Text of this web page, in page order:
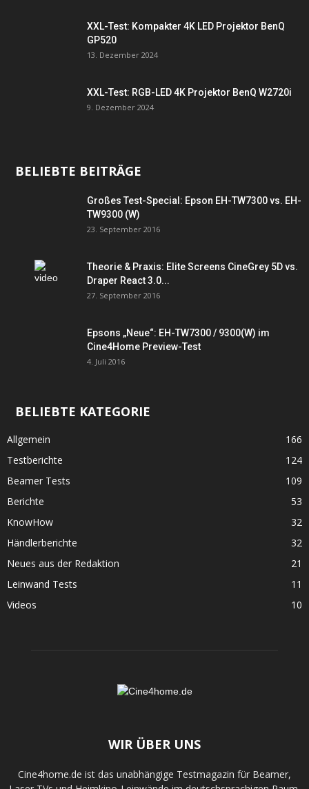
XXL-Test: Kompakter 4K LED Projektor BenQ
GP520
13. Dezember 2024
XXL-Test: RGB-LED 4K Projektor BenQ W2720i
9. Dezember 2024
BELIEBTE BEITRÄGE
Großes Test-Special: Epson EH-TW7300 vs. EH-
TW9300 (W)
23. September 2016
Theorie & Praxis: Elite Screens CineGrey 5D vs.
Draper React 3.0...
27. September 2016
Epsons „Neue“: EH-TW7300 / 9300(W) im
Cine4Home Preview-Test
4. Juli 2016
BELIEBTE KATEGORIE
Allgemein
166
Testberichte
124
Beamer Tests
109
Berichte
53
KnowHow
32
Händlerberichte
32
Neues aus der Redaktion
21
Leinwand Tests
11
Videos
10
WIR ÜBER UNS
Cine4home.de ist das unabhängige Testmagazin für Beamer,